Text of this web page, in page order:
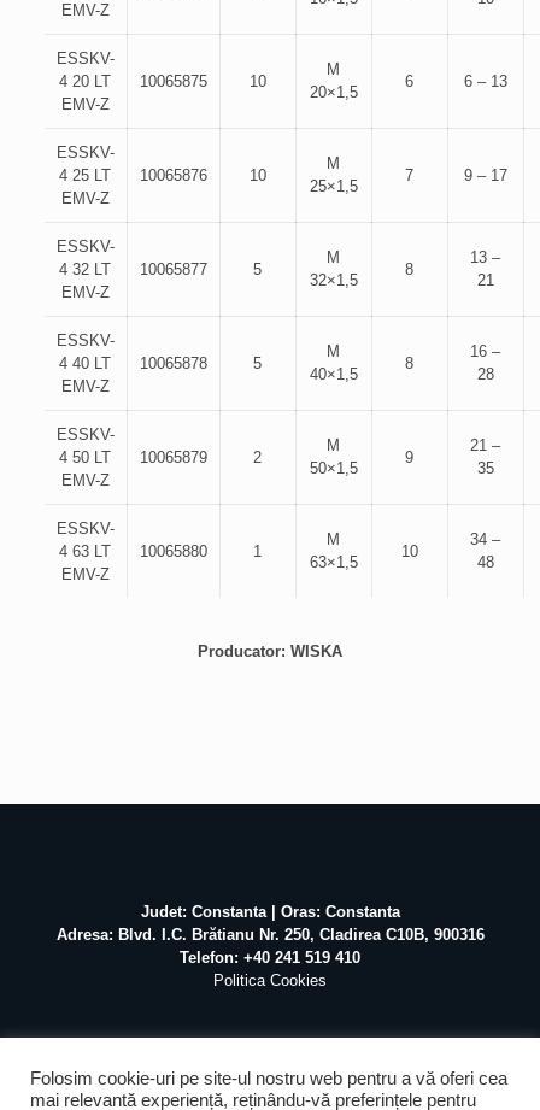
EMV-Z
ESSKV-
4 20 LT
EMV-Z
10065875 10
M
20×1,5
6 6 – 13
ESSKV-
4 25 LT
EMV-Z
10065876 10
M
25×1,5
7 9 – 17
ESSKV-
4 32 LT
EMV-Z
10065877 5
M
32×1,5
8
13 –
21
ESSKV-
4 40 LT
EMV-Z
10065878 5
M
40×1,5
8
16 –
28
ESSKV-
4 50 LT
EMV-Z
10065879 2
M
50×1,5
9
21 –
35
ESSKV-
4 63 LT
EMV-Z
10065880 1
M
63×1,5
10
34 –
48
Producator: WISKA
Judet: Constanta | Oras: Constanta
Adresa: Blvd. I.C. Brătianu Nr. 250, Cladirea C10B, 900316
Telefon: +40 241 519 410
Politica Cookies
Folosim cookie-uri pe site-ul nostru web pentru a vă oferi cea
mai relevantă experiență, reținându-vă preferințele pentru